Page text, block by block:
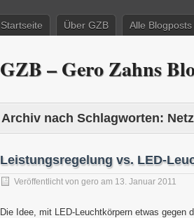
Startseite Über GZB Alle Blogposts
GZB – Gero Zahns
Archiv nach Schlagworten:
Leistungsregelung vs. LED-
Veröffentlicht von gero am 13. Januar 2011
Die Idee, mit LED-Leuchtkörpern etwas gegen